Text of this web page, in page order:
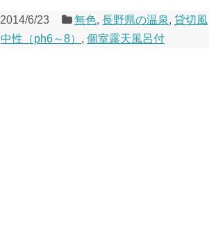
2014/6/23 無色,長野県の温泉,貸切風
中性（ph6～8） , 個室露天風呂付